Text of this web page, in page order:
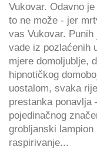
Vukovar. Odavno
to ne može - jer
vas Vukovar.
vade iz pozlaćenih
mjere domoljublje,
hipnotičkog
uostalom, svaka
prestanka ponavlja
pojedinačnog
grobljanski
raspirivanje...